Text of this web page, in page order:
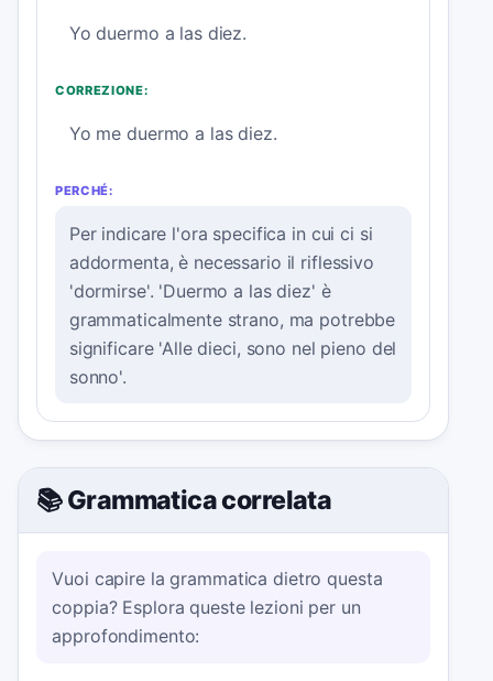
Yo duermo a las diez.
CORREZIONE:
Yo me duermo a las diez.
PERCHÉ:
Per indicare l'ora specifica in cui ci si
addormenta, è necessario il riflessivo
'dormirse'. 'Duermo a las diez' è
grammaticalmente strano, ma potrebbe
significare 'Alle dieci, sono nel pieno del
sonno'.
📚 Grammatica correlata
Vuoi capire la grammatica dietro questa
coppia? Esplora queste lezioni per un
approfondimento: